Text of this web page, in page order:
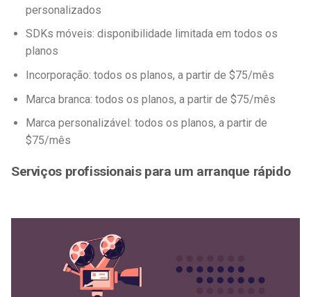
personalizados
SDKs móveis: disponibilidade limitada em todos os
planos
Incorporação: todos os planos, a partir de $75/mês
Marca branca: todos os planos, a partir de $75/mês
Marca personalizável: todos os planos, a partir de
$75/mês
Serviços profissionais para um arranque rápido